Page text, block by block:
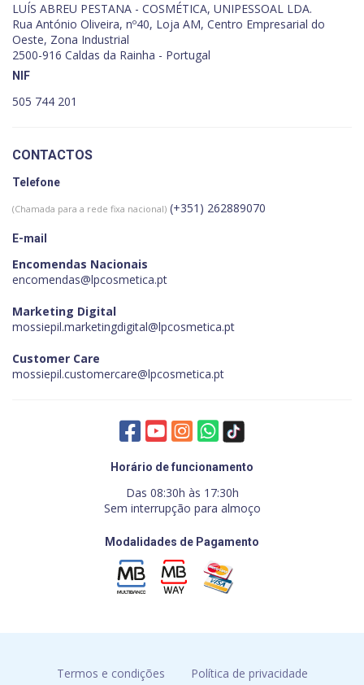
LUÍS ABREU PESTANA - COSMÉTICA, UNIPESSOAL LDA.
Rua António Oliveira, nº40, Loja AM, Centro Empresarial do
Oeste, Zona Industrial
2500-916 Caldas da Rainha - Portugal
NIF
505 744 201
CONTACTOS
Telefone
(Chamada para a rede fixa nacional) (+351) 262889070
E-mail
Encomendas Nacionais
encomendas@lpcosmetica.pt
Marketing Digital
mossiepil.marketingdigital@lpcosmetica.pt
Customer Care
mossiepil.customercare@lpcosmetica.pt
Horário de funcionamento
Das 08:30h às 17:30h
Sem interrupção para almoço
Modalidades de Pagamento
Termos e condições Política de privacidade